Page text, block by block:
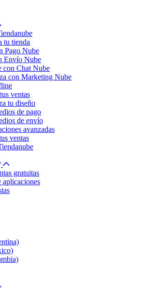
tu tienda
Pago Nube
Envío Nube
con Chat Nube
con Marketing Nube
ventas
tu diseño
de pago
de envío
avanzadas
ventas
gratuitas
aplicaciones